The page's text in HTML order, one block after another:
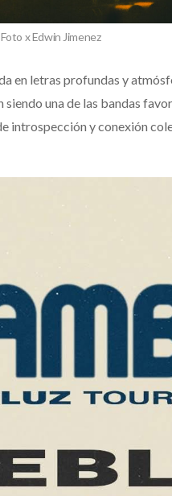
Foto x Edwin Jimenez
en letras profundas y
una de las bandas
introspección y conexión